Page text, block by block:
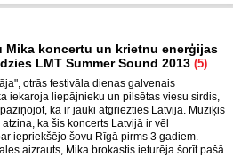
Mika koncertu un krietnu enerģijas
LMT Summer Sound 2013 (5)
otrās festivāla dienas galvenais
iekaroja liepājnieku un pilsētas viesu sirdis,
ka ir jauki atgriezties Latvijā. Mūziķis
ka šis koncerts Latvijā ir vēl
iepriekšējo šovu Rīgā pirms 3 gadiem.
aizrauts, Mika brokastis ieturēja šorīt pašā